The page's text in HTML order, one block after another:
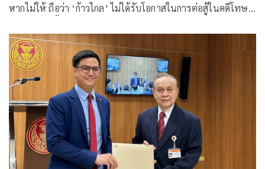
หากไม่ให้ ถือว่า ‘ก้าวไกล’ ไม่ได้รับโอกาสในการต่อสู้ในคดีโทษ
ง่าย บอก น่าเสียดาย หากตกไปตั้งแต่ทำรอบแรก